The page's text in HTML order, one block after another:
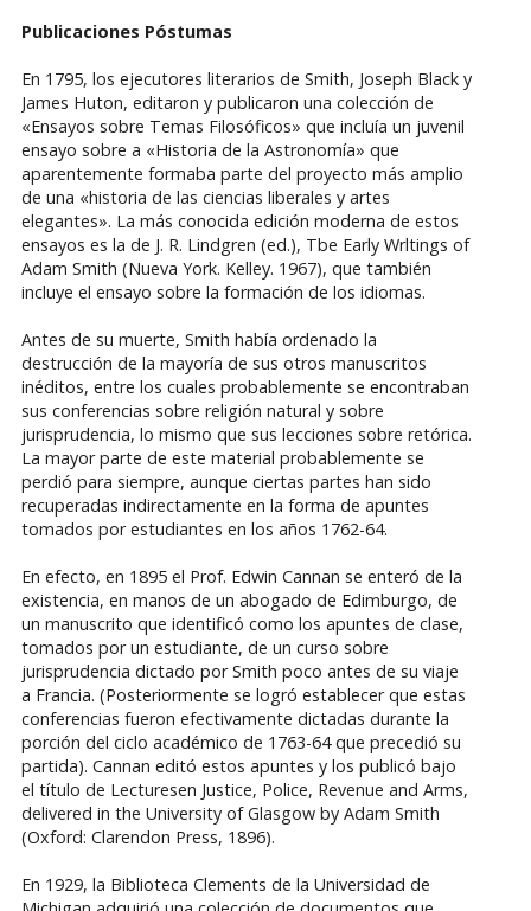
Publicaciones Póstumas
En 1795, los ejecutores literarios de Smith, Joseph Black y
James Huton, editaron y publicaron una colección de
«Ensayos sobre Temas Filosóficos» que incluía un juvenil
ensayo sobre a «Historia de la Astronomía» que
aparentemente formaba parte del proyecto más amplio
de una «historia de las ciencias liberales y artes
elegantes». La más conocida edición moderna de estos
ensayos es la de J. R. Lindgren (ed.), Tbe Early Wrltings of
Adam Smith (Nueva York. Kelley. 1967), que también
incluye el ensayo sobre la formación de los idiomas.
Antes de su muerte, Smith había ordenado la
destrucción de la mayoría de sus otros manuscritos
inéditos, entre los cuales probablemente se encontraban
sus conferencias sobre religión natural y sobre
jurisprudencia, lo mismo que sus lecciones sobre retórica.
La mayor parte de este material probablemente se
perdió para siempre, aunque ciertas partes han sido
recuperadas indirectamente en la forma de apuntes
tomados por estudiantes en los años 1762-64.
En efecto, en 1895 el Prof. Edwin Cannan se enteró de la
existencia, en manos de un abogado de Edimburgo, de
un manuscrito que identificó como los apuntes de clase,
tomados por un estudiante, de un curso sobre
jurisprudencia dictado por Smith poco antes de su viaje
a Francia. (Posteriormente se logró establecer que estas
conferencias fueron efectivamente dictadas durante la
porción del ciclo académico de 1763-64 que precedió su
partida). Cannan editó estos apuntes y los publicó bajo
el título de Lecturesen Justice, Police, Revenue and Arms,
delivered in the University of Glasgow by Adam Smith
(Oxford: Clarendon Press, 1896).
En 1929, la Biblioteca Clements de la Universidad de